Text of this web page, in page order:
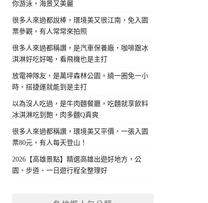
你游泳，海景又美麗
很多人來過都說棒，環境美又很江南，免入園
票參觀，有人常常來拍照
很多人來過都稱讚，是汽車保養廠，咖啡跟冰
淇淋好吃好喝，看飛機也是主打
放電神隊友，是萬坪森林公園，繞一圈免一小
時，搭捷運就能到是主打
以為沒人吃過，是牛肉麵餐廳，吃麵就享飲料
冰淇淋吃到飽，肉多麵Q真爽
很多人來過都稱讚，環境美又平價，一張入園
票80元，有人每天登山！
2026【高雄景點】精選高雄出遊好地方，公
園、步道、一日遊行程全整理好